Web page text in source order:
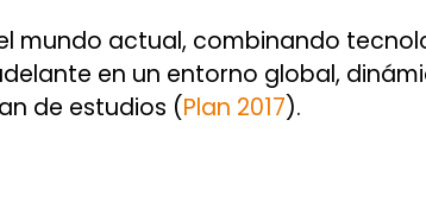
mundo actual, combinando
en un entorno global,
de estudios (Plan 2017).